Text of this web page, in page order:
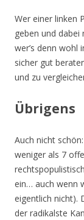
Wer einer linken
geben und
wer’s denn wohl
sicher gut
und zu
Übrigens
Auch nicht
weniger als 7
ein… auch wenn
eigentlich nicht).
der radikalste